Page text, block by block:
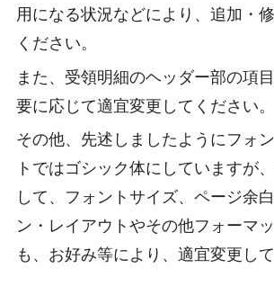
用になる状況などにより、追加・
ください。
また、受領明細のヘッダー部の項
要に応じて適宜変更してください。
その他、先述しましたようにフォ
トではゴシック体にしていますが
して、フォントサイズ、ページ余
ン・レイアウトやその他フォーマ
も、お好み等により、適宜変更して